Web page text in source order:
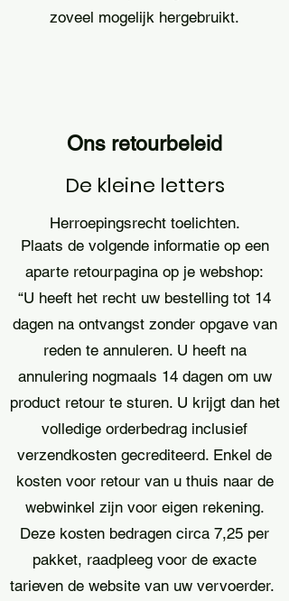
zoveel mogelijk hergebruikt.
Ons retourbeleid
De kleine letters
Herroepingsrecht toelichten.
Plaats de volgende informatie op een
aparte retourpagina op je webshop:
“U heeft het recht uw bestelling tot 14
dagen na ontvangst zonder opgave van
reden te annuleren. U heeft na
annulering nogmaals 14 dagen om uw
product retour te sturen. U krijgt dan het
volledige orderbedrag inclusief
verzendkosten gecrediteerd. Enkel de
kosten voor retour van u thuis naar de
webwinkel zijn voor eigen rekening.
Deze kosten bedragen circa 7,25 per
pakket, raadpleeg voor de exacte
tarieven de website van uw vervoerder.